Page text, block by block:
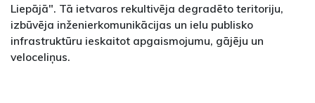
Liepājā". Tā ietvaros rekultivēja degradēto teritoriju,
izbūvēja inženierkomunikācijas un ielu publisko
infrastruktūru ieskaitot apgaismojumu, gājēju un
veloceliņus.